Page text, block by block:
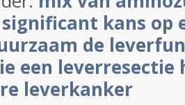
kans op
de
een leverresectie
leverkanker